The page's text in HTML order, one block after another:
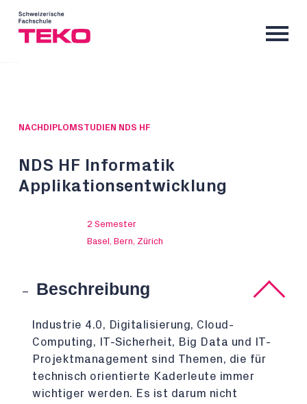
NACHDIPLOMSTUDIEN NDS HF
NDS HF Informatik
Applikationsentwicklung
2 Semester
Basel, Bern, Zürich
Beschreibung
Industrie 4.0, Digitalisierung, Cloud-
Computing, IT-Sicherheit, Big Data und IT-
Projektmanagement sind Themen, die für
technisch orientierte Kaderleute immer
wichtiger werden. Es ist darum nicht